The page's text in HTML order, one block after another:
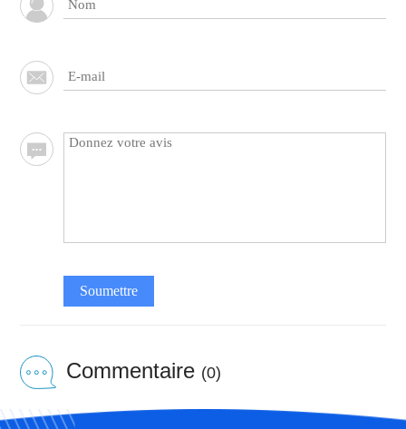
Soumettre
Commentaire (0)